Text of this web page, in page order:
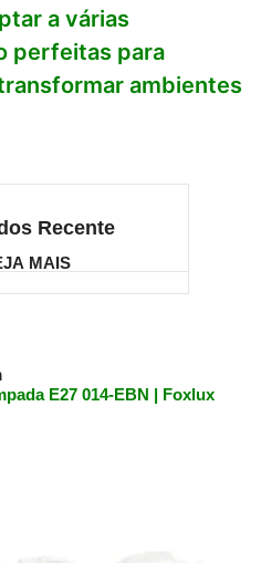
a várias
perfeitas para
ambientes
Recente
MAIS
E27 014-EBN | Foxlux